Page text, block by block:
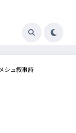
シュ叙事詩